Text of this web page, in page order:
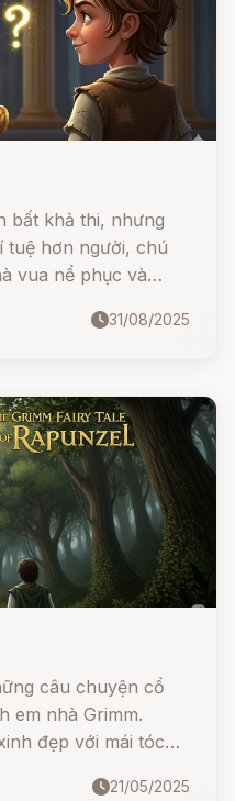
bất khả thi, nhưng
tuệ hơn người, chú
vua nể phục và
31/08/2025
câu chuyện cổ
em nhà Grimm.
đẹp với mái tóc
dũng cảm đã giúp
21/05/2025